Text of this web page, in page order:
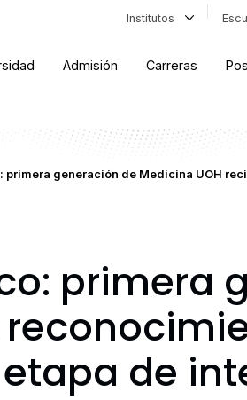
Institutos
Admisión Carreras
primera generación de Medicina UOH
primera
de